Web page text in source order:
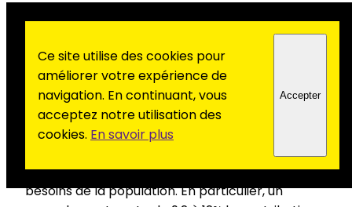
Or, que s’est-­il passé à l’assemblée nationale
ces derniers jours ?
Les différentes forces de gauche ont réussi à
faire voter des mesures favorables aux salariés,
pour la Sécu, pour les Retraites : 13 milliards de
recettes supplémentaires pour répondre aux
besoins de la population. En particulier, un
Ce site utilise des cookies pour
améliorer votre expérience de
navigation. En continuant, vous
acceptez notre utilisation des
cookies. En savoir plus
Accepter